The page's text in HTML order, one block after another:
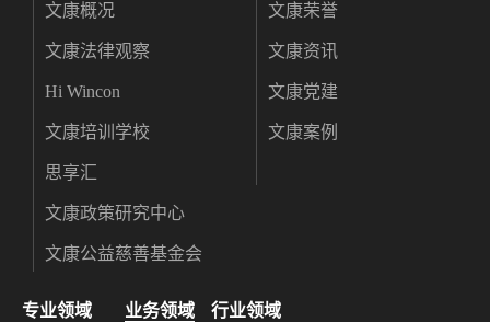
文康概况
文康法律观察
Hi Wincon
文康培训学校
思享汇
文康政策研究中心
文康公益慈善基金会
专业领域 业务领域 行业领域
文康荣誉
文康资讯
文康党建
文康案例